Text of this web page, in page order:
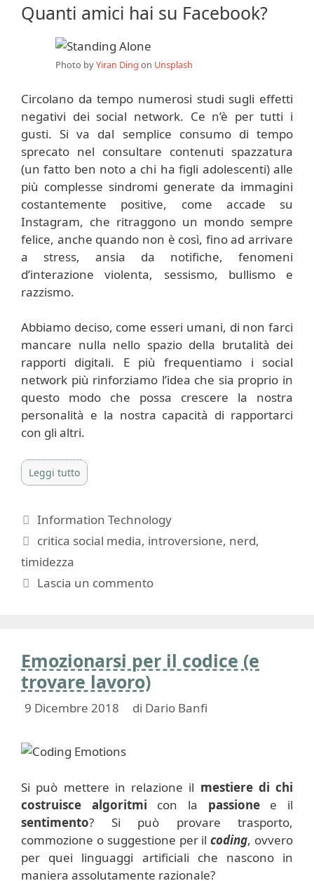
Quanti amici hai su Facebook?
Photo byYiran Ding on Unsplash
Circolano da tempo numerosi studi sugli effetti
negativi dei social network. Ce n’è per tutti i
gusti. Si va dal semplice consumo di tempo
sprecato nel consultare contenuti spazzatura
(un fatto ben noto a chi ha figli adolescenti) alle
più complesse sindromi generate da immagini
costantemente positive, come accade su
Instagram, che ritraggono un mondo sempre
felice, anche quando non è così, fino ad arrivare
a stress, ansia da notifiche, fenomeni
d’interazione violenta, sessismo, bullismo e
razzismo.
Abbiamo deciso, come esseri umani, di non farci
mancare nulla nello spazio della brutalità dei
rapporti digitali. E più frequentiamo i social
network più rinforziamo l’idea che sia proprio in
questo modo che possa crescere la nostra
personalità e la nostra capacità di rapportarci
con gli altri.
Leggi tutto
Categorie
Information Technology
Tag
critica social media, introversione, nerd,
timidezza
Lascia un commento
Emozionarsi per il codice (e
trovare lavoro)
9 Dicembre 2018 di Dario Banfi
Si può mettere in relazione il mestiere di chi
costruisce algoritmi con la passionee il
sentimento? Si può provare trasporto,
commozione o suggestione per ilcoding, ovvero
per quei linguaggi artificiali che nascono in
maniera assolutamente razionale?